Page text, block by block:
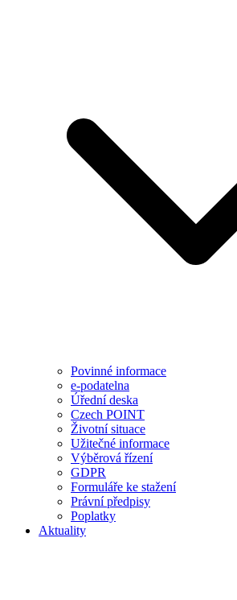
Povinné informace
e-podatelna
Úřední deska
Czech POINT
Životní situace
Užitečné informace
Výběrová řízení
GDPR
Formuláře ke stažení
Právní předpisy
Poplatky
Aktuality